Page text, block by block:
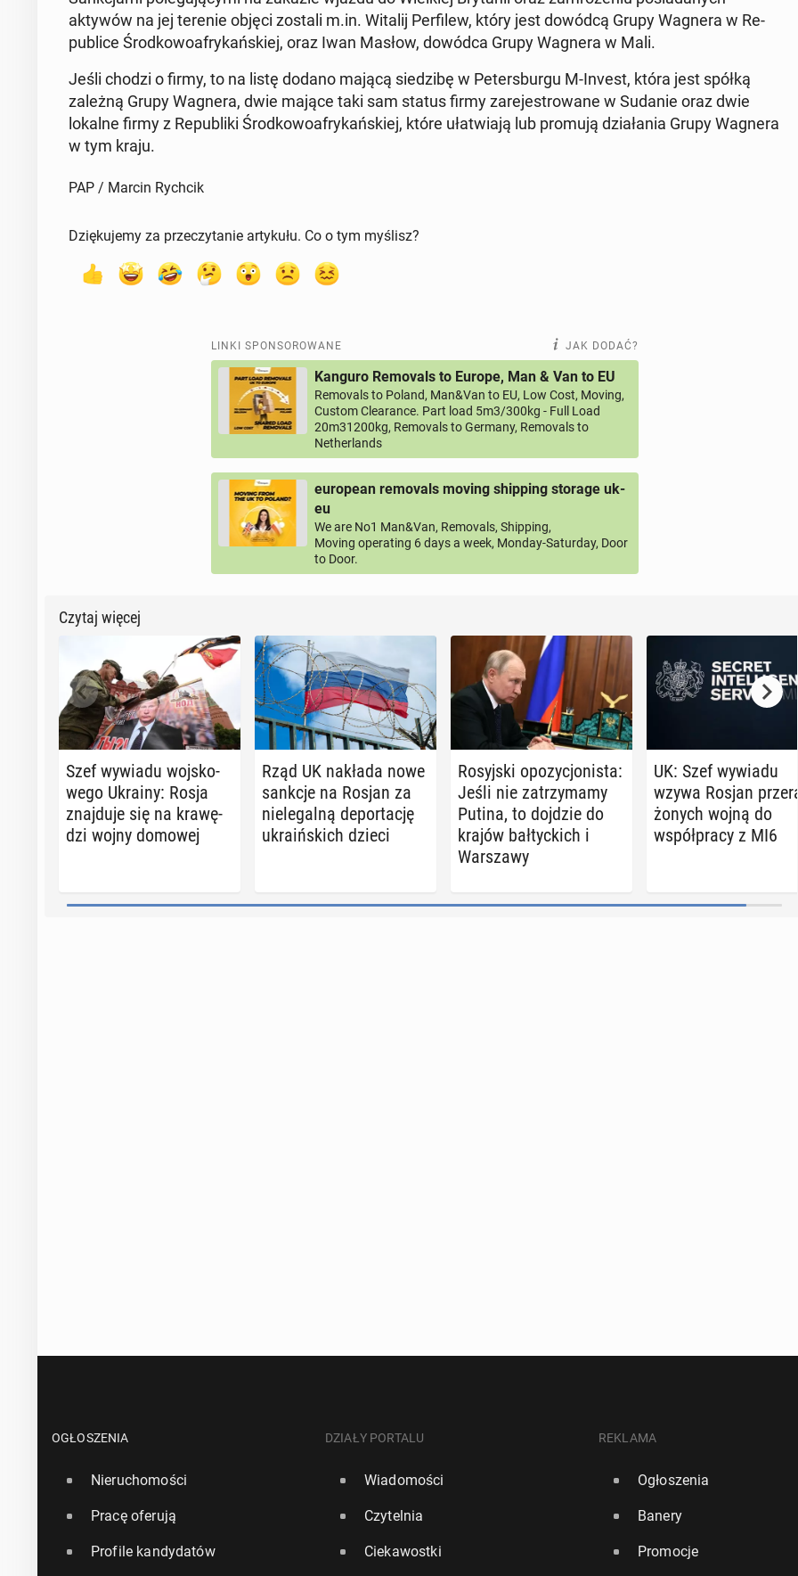
aktywów na jej terenie objęci zostali m.in. Witalij Per­fi­lew, który jest dowódcą Grupy Wagnera w Re­
pu­bli­ce Środ­ko­wo­afry­kań­skiej, oraz Iwan Masłow, dowódca Grupy Wagnera w Mali.
Jeśli chodzi o firmy, to na listę dodano mającą sie­dzi­bę w Pe­ters­bur­gu M-Invest, która jest spółką
zależną Grupy Wagnera, dwie mające taki sam status firmy za­re­je­stro­wa­ne w Sudanie oraz dwie
lokalne firmy z Re­pu­bli­ki Środ­ko­wo­afry­kań­skiej, które uła­twia­ją lub promują dzia­ła­nia Grupy Wagnera
w tym kraju.
PAP / Marcin Rychcik
Dziękujemy za przeczytanie artykułu. Co o tym myślisz?
LINKI SPONSOROWANE JAK DODAĆ?
Kanguro Removals to Europe, Man & Van to EU
Removals to Poland, Man&Van to EU, Low Cost, Moving,
Custom Clearance. Part load 5m3/300kg - Full Load
20m31200kg, Removals to Germany, Removals to
Netherlands
european removals moving shipping storage uk-
eu
We are No1 Man&Van, Removals, Shipping,
Moving operating 6 days a week, Monday-Saturday, Door
to Door.
Czytaj więcej
Szef wywiadu woj­sko­
we­go Ukrainy: Rosja
znaj­du­je się na kra­wę­
dzi wojny domowej
Rząd UK nakłada nowe
sankcje na Rosjan za
nie­le­gal­ną de­por­ta­cję
ukra­iń­skich dzieci
Ro­syj­ski opo­zy­cjo­ni­sta:
Jeśli nie za­trzy­ma­my
Putina, to dojdzie do
krajów bał­tyc­kich i
War­sza­wy
UK: Szef wywiadu
wzywa Rosjan
żo­nych wojną do
współ­pra­cy z MI6
OGŁOSZENIA
Nieruchomości
Pracę oferują
Profile kandydatów
DZIAŁY PORTALU
Wiadomości
Czytelnia
Ciekawostki
REKLAMA
Ogłoszenia
Banery
Promocje